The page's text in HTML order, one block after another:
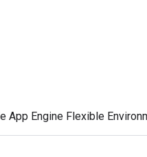
App Engine Flexible